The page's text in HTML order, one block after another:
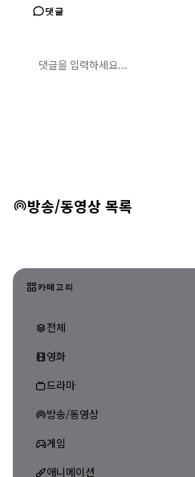
댓글
방송/동영상 목록
카테고리
전체
영화
드라마
방송/동영상
게임
애니메이션